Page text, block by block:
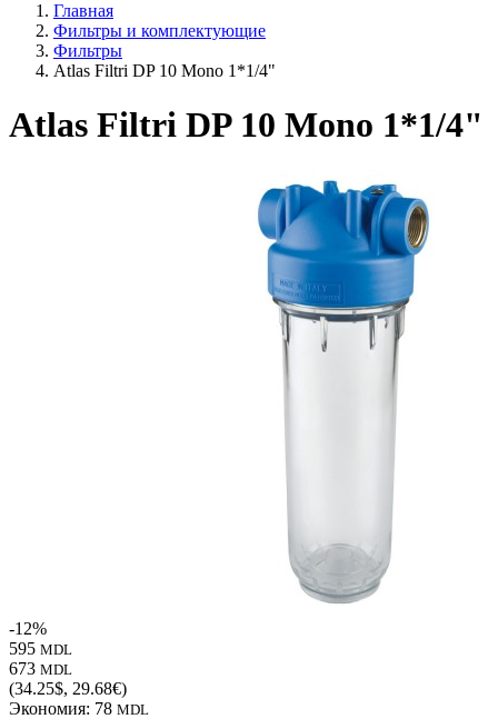
Главная
Фильтры и комплектующие
Фильтры
Atlas Filtri DP 10 Mono 1*1/4"
Atlas Filtri DP 10 Mono 1*1/4"
-12%
595 MDL
673 MDL
(34.25$, 29.68€)
Экономия: 78 MDL